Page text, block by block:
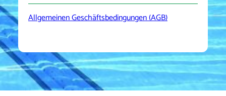
Allgemeinen Geschäftsbedingungen (AGB)